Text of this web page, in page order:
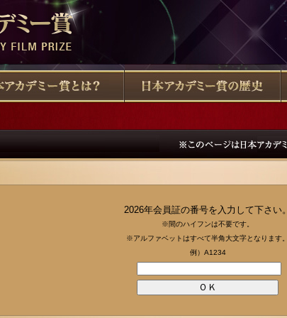
2026年会員証の番号を入力して下さい。
※間のハイフンは不要です。
※アルファベットはすべて半角大文字となります。
例）A1234